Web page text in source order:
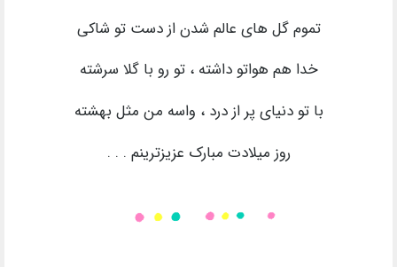
تموم گل های عالم شدن از دست تو شاکی
خدا هم هواتو داشته ، تو رو با گلا سرشته
با تو دنیای پر از درد ، واسه من مثل بهشته
روز میلادت مبارک عزیزترینم . . .